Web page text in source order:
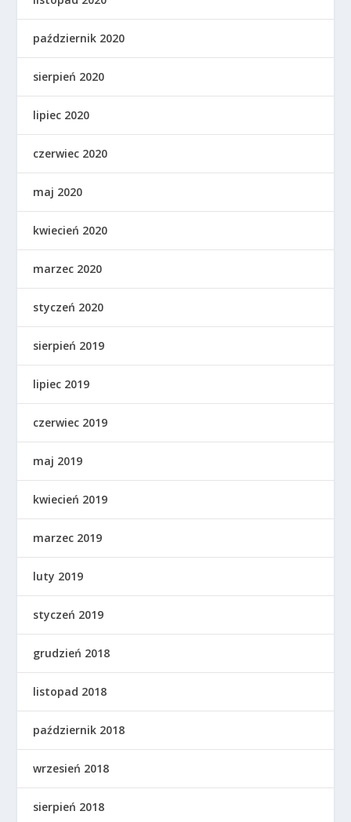
październik 2020
sierpień 2020
lipiec 2020
czerwiec 2020
maj 2020
kwiecień 2020
marzec 2020
styczeń 2020
sierpień 2019
lipiec 2019
czerwiec 2019
maj 2019
kwiecień 2019
marzec 2019
luty 2019
styczeń 2019
grudzień 2018
listopad 2018
październik 2018
wrzesień 2018
sierpień 2018